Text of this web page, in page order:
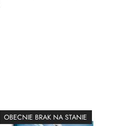
OBECNIE BRAK NA STANIE